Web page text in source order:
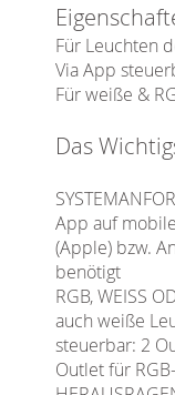
Für Leuchten
Via App
Für weiße &
Das
App auf
(Apple) bzw.
benötigt
RGB, WEISS
auch weiße
steuerbar: 2
Outlet für